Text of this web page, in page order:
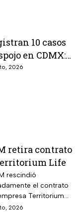
10 casos
en CDMX:
mayores son
2026
retira contrato
Life
rescindió
el contrato
Territorium
del examen
2026